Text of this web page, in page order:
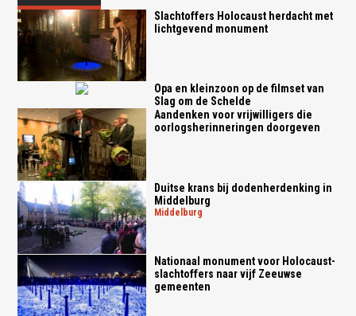
Slachtoffers Holocaust herdacht met
lichtgevend monument
Opa en kleinzoon op de filmset van
Slag om de Schelde
Aandenken voor vrijwilligers die
oorlogsherinneringen doorgeven
Duitse krans bij dodenherdenking in
Middelburg
middelburg
Nationaal monument voor Holocaust-
slachtoffers naar vijf Zeeuwse
gemeenten